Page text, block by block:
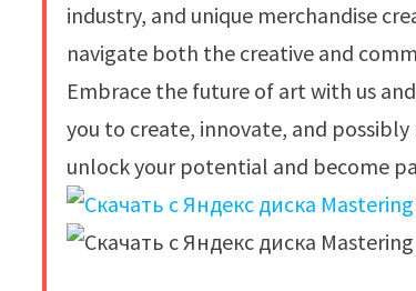
industry, and unique merchandise
navigate both the creative and
Embrace the future of art with us
you to create, innovate, and
unlock your potential and become